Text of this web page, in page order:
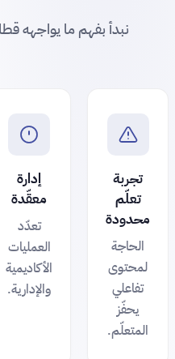
نبدأ بفهم ما يواجهه
تجربة
تعلّم
محدودة
الحاجة
لمحتوى
تفاعلي
يحفّز
المتعلّم.
إدارة
معقّدة
تعدّد
العمليات
الأكاديمية
والإدارية.